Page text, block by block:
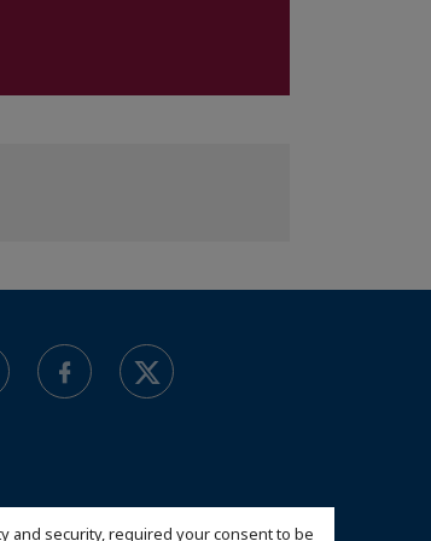
and security, required your consent to be